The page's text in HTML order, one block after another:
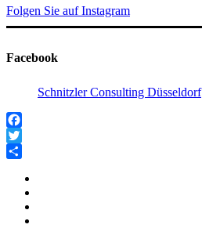
Folgen Sie auf Instagram
Facebook
Schnitzler Consulting Düsseldorf
Facebook
Twitter